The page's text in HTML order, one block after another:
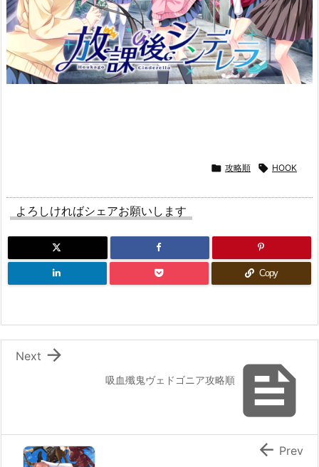
 攻略順  HOOK
よろしければシェアお願いします
Copy

吸血殲鬼ヴェドゴニア攻略順

Next
 Prev